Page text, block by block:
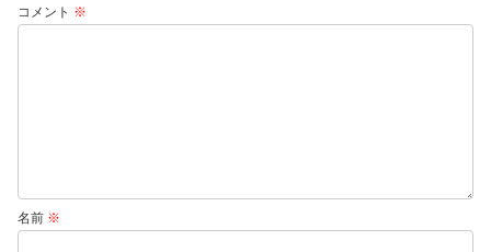
コメント ※
名前 ※